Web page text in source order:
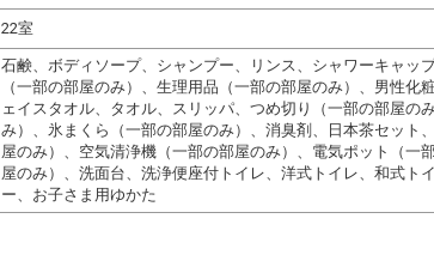
22室
石鹸、ボディソープ、シャンプー、リンス、シャワーキャッ
（一部の部屋のみ）、生理用品（一部の部屋のみ）、男性
ェイスタオル、タオル、スリッパ、つめ切り（一部の部屋
み）、氷まくら（一部の部屋のみ）、消臭剤、日本茶セット
屋のみ）、空気清浄機（一部の部屋のみ）、電気ポット（
屋のみ）、洗面台、洗浄便座付トイレ、洋式トイレ、和式
ー、お子さま用ゆかた